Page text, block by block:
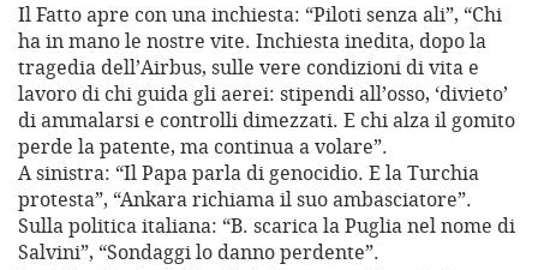
Il Fatto apre con una inchiesta: “Piloti senza ali”, “Chi
ha in mano le nostre vite. Inchiesta inedita, dopo la
tragedia dell’Airbus, sulle vere condizioni di vita e
lavoro di chi guida gli aerei: stipendi all’osso, ‘divieto’
di ammalarsi e controlli dimezzati. E chi alza il gomito
perde la patente, ma continua a volare”.
A sinistra: “Il Papa parla di genocidio. E la Turchia
protesta”, “Ankara richiama il suo ambasciatore”.
Sulla politica italiana: “B. scarica la Puglia nel nome di
Salvini”, “Sondaggi lo danno perdente”.